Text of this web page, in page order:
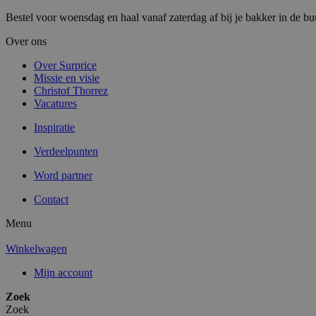
Bestel voor woensdag en haal vanaf zaterdag af bij je bakker in de
Over ons
Over Surprice
Missie en visie
Christof Thorrez
Vacatures
Inspiratie
Verdeelpunten
Word partner
Contact
Menu
Winkelwagen
Mijn account
Zoek
Zoek